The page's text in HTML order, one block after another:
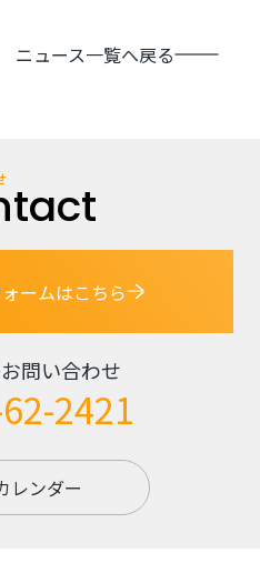
ニュース一覧へ戻る
ームはこちら
問い合わせ
2421
レンダー